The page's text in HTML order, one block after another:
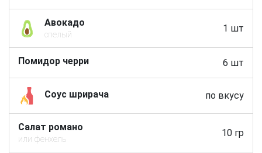
Авокадо
спелый
1 шт
Помидор черри 6 шт
Соус шрирача по вкусу
Салат романо
или фенхель
10 гр